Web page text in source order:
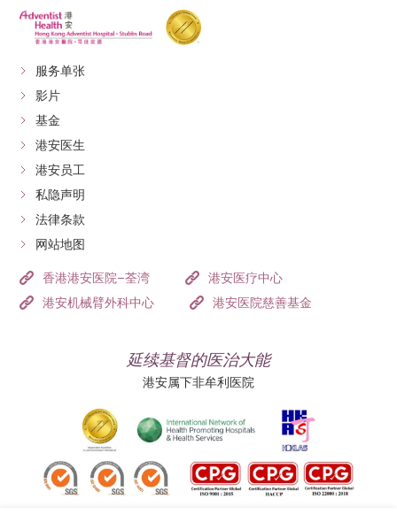
早发现病情，胃癌患者可以透过手术切除胃部，达到根
治的作用。除了早期胃癌， 大部分情况下都会结合两种
疗法互补，加强疗效，降低复发和扩散的风险。
手
术
切
除
著淋巴液扩散到胃部附近的淋巴结，所以亦需
一并切除，切除后会为胃小肠进行连接重组。
以往胃部手术多以开放式进行，现时在达文西
机械臂辅助下，医生只需开多个细小切口，便
能在病人体内精确地切割肿瘤，不会伤及肌
肉，副作用亦较少，复原更快。患者一般在手
术后翌日即可下床活动，一星期后便能出院。
或软餐，其后在进食方面便可回复正常，饭类
或肉类都可以进食，只须留意将食物切碎，以
及避免进食连皮薯仔及菇菌类食材。
治
于手术切除前使用，以缩小肿瘤再切除。
服务单张
影片
基金
港安医生
港安员工
私隐声明
法律条款
网站地图
香港港安医院–荃湾
港安医疗中心
港安机械臂外科中心
港安医院慈善基金
延续基督的医治大能
港安属下非牟利医院